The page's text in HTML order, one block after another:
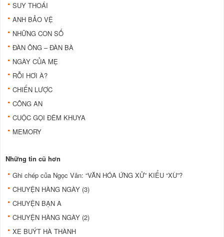
SUY THOÁI
ANH BẢO VỆ
NHỮNG CON SỐ
ĐÀN ÔNG – ĐÀN BÀ
NGÀY CỦA MẸ
RỖI HƠI À?
CHIẾN LƯỢC
CÔNG AN
CUỘC GỌI ĐÊM KHUYA
MEMORY
Những tin cũ hơn
Ghi chép của Ngọc Vân: “VĂN HÓA ỨNG XỬ” KIỂU “XÙ”?
CHUYỆN HÀNG NGÀY (3)
CHUYỆN BẠN A
CHUYỆN HÀNG NGÀY (2)
XE BUÝT HÀ THÀNH